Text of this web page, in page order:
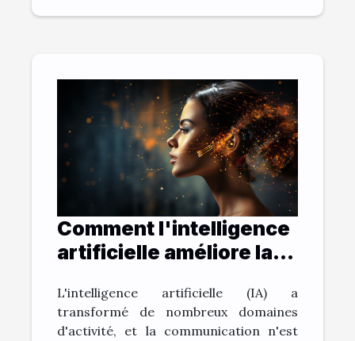
Comment l'intelligence
artificielle améliore la
de ChatGPT
L'intelligence artificielle (IA) a
transformé de nombreux domaines
d'activité, et la communication n'est